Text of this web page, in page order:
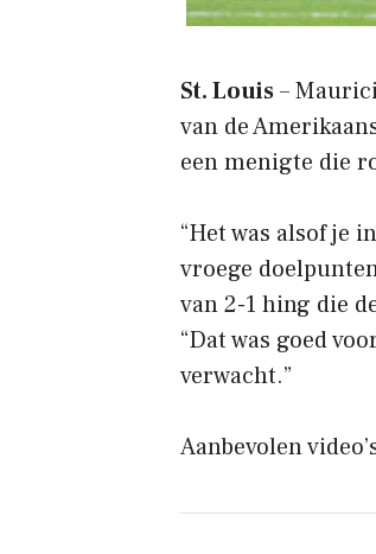
St. Louis–
van de
een menigte die
“Het was alsof je
vroege
van 2-1 hing die
“Dat was goed
verwacht.”
Aanbevolen